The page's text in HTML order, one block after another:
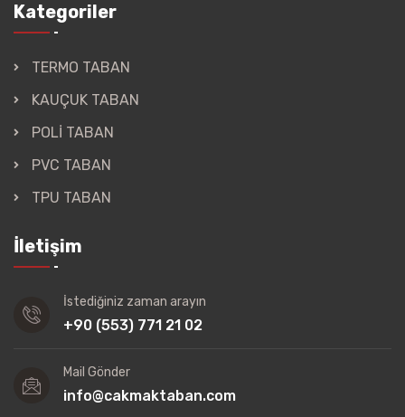
Kategoriler
TERMO TABAN
KAUÇUK TABAN
POLİ TABAN
PVC TABAN
TPU TABAN
İletişim
İstediğiniz zaman arayın
+90 (553) 771 21 02
Mail Gönder
info@cakmaktaban.com